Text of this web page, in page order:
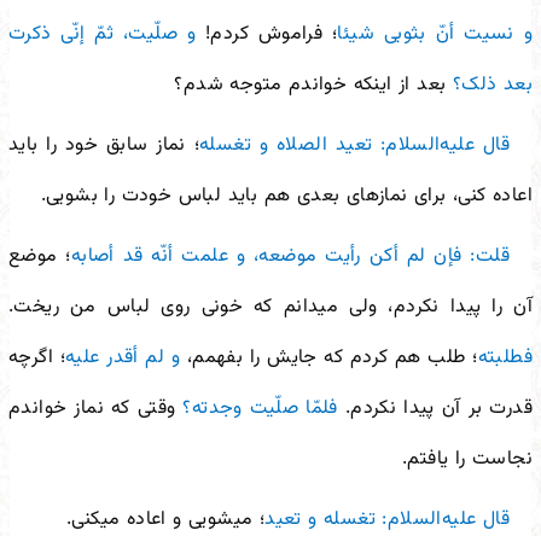
و نسیت أنّ بثوبی شیئا؛ فراموش کردم! و صلّیت، ثمّ إنّی ذکرت
بعد ذلک؟ بعد از اینکه خواندم متوجه شدم؟
قال علیه‌السلام: تعید الصلاه و تغسله؛ نماز سابق خود را باید
اعاده کنی، برای نمازهای بعدی هم باید لباس خودت را بشویی.
قلت: فإن لم أکن رأیت موضعه، و علمت أنّه قد أصابه؛ موضع
آن را پیدا نکردم، ولی میدانم که خونی روی لباس من ریخت.
فطلبته؛ طلب هم کردم که جایش را بفهمم، و لم أقدر علیه؛ اگرچه
قدرت بر آن پیدا نکردم. فلمّا صلّیت وجدته؟وقتی که نماز خواندم
نجاست را یافتم.
قال علیه‌السلام: تغسله و تعید؛ میشویی و اعاده میکنی.